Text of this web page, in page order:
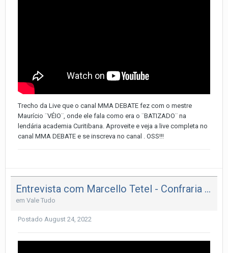
Trecho da Live que o canal MMA DEBATE fez com o mestre
Maurício ¨VÉIO¨, onde ele fala como era o ¨BATIZADO¨ na
lendária academia Curitibana. Aproveite e veja a live completa no
canal MMA DEBATE e se inscreva no canal . OSS!!!
Entrevista com Marcello Tetel - Confraria da Porrada!!!
em Vale Tudo
Postado August 24, 2022